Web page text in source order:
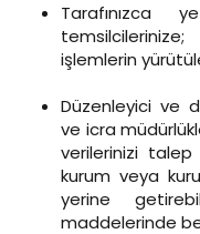
işlemlerin
Düzenleyici ve
ve icra
verilerinizi
kurum veya
yerine
maddelerinde